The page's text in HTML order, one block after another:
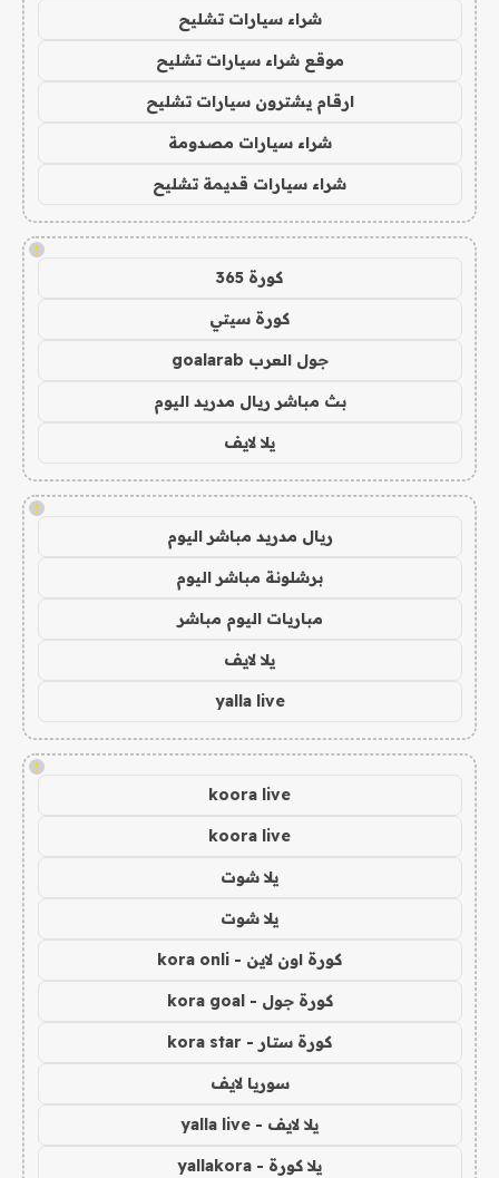
شراء سيارات تشليح
موقع شراء سيارات تشليح
ارقام يشترون سيارات تشليح
شراء سيارات مصدومة
شراء سيارات قديمة تشليح
!
كورة 365
كورة سيتي
جول العرب goalarab
بث مباشر ريال مدريد اليوم
يلا لايف
!
ريال مدريد مباشر اليوم
برشلونة مباشر اليوم
مباريات اليوم مباشر
يلا لايف
yalla live
!
koora live
koora live
يلا شوت
يلا شوت
كورة اون لاين - kora onli
كورة جول - kora goal
كورة ستار - kora star
سوريا لايف
يلا لايف - yalla live
يلا كورة - yallakora